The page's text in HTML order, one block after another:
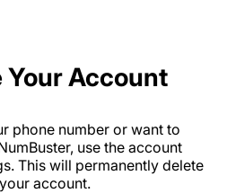
Your Account
phone number or want to
use the account
This will permanently delete
account.